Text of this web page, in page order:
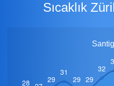
Sıcaklık